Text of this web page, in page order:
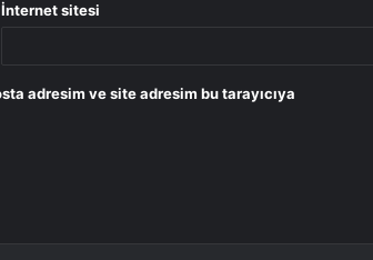
İnternet sitesi
adresim ve site adresim bu tarayıcıya